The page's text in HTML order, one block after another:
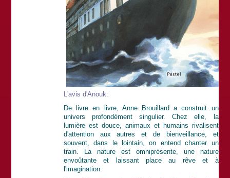
L'avis d'Anouk:
De livre en livre, Anne Brouillard a construit un
univers profondément singulier. Chez elle, la
lumière est douce, animaux et humains rivalisent
d'attention aux autres et de bienveillance, et
souvent, dans le lointain, on entend chanter un
train. La nature est omniprésente, une nature
envoûtante et laissant place au rêve et à
l'imagination.